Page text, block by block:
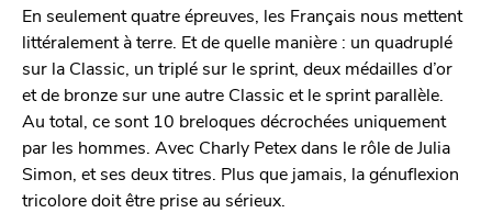
En seulement quatre épreuves, les Français nous mettent
littéralement à terre. Et de quelle manière : un quadruplé
sur la Classic, un triplé sur le sprint, deux médailles d’or
et de bronze sur une autre Classic et le sprint parallèle.
Au total, ce sont 10 breloques décrochées uniquement
par les hommes. Avec Charly Petex dans le rôle de Julia
Simon, et ses deux titres. Plus que jamais, la génuflexion
tricolore doit être prise au sérieux.